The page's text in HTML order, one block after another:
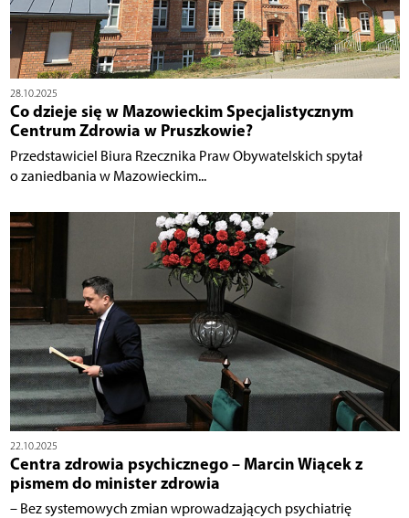
28.10.2025
Co dzieje się w Mazowieckim Specjalistycznym
Centrum Zdrowia w Pruszkowie?
Przedstawiciel Biura Rzecznika Praw Obywatelskich spytał
o zaniedbania w Mazowieckim...
22.10.2025
Centra zdrowia psychicznego – Marcin Wiącek z
pismem do minister zdrowia
– Bez systemowych zmian wprowadzających psychiatrię